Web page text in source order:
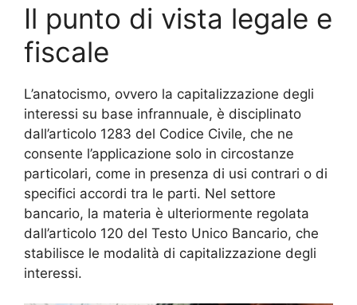
Il punto di vista legale e
fiscale
L’anatocismo, ovvero la capitalizzazione degli
interessi su base infrannuale, è disciplinato
dall’articolo 1283 del Codice Civile, che ne
consente l’applicazione solo in circostanze
particolari, come in presenza di usi contrari o di
specifici accordi tra le parti. Nel settore
bancario, la materia è ulteriormente regolata
dall’articolo 120 del Testo Unico Bancario, che
stabilisce le modalità di capitalizzazione degli
interessi.